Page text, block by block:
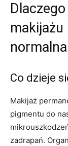
Co dzieje
Makijaż
pigmentu do
zadrapań.